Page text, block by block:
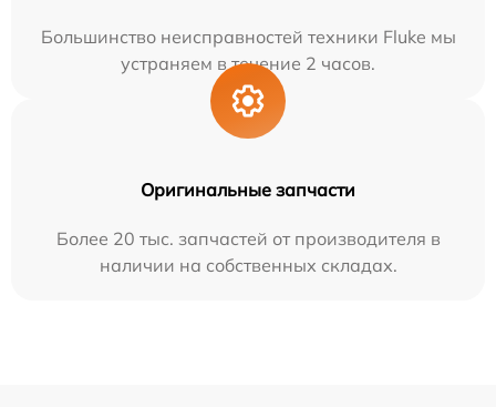
Большинство неисправностей техники Fluke мы
устраняем в течение 2 часов.
Оригинальные запчасти
Более 20 тыс. запчастей от производителя в
наличии на собственных складах.